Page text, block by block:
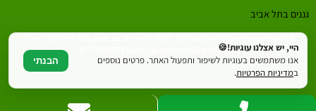
גננים בתל אביב
ganplus.co.il@gmail.com | טלפון: 077-9985378היי, יש אצלנו עוגיות!🍪
אנו משתמשים בעוגיות לשיפור ותפעול האתר. פרטים נוספים
במדיניות הפרטיות.
הבנתי